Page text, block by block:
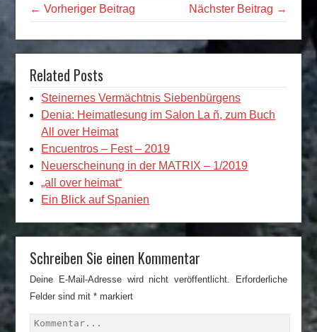
← Vorheriger Beitrag Nächster Beitrag →
Related Posts
Steinernes Vermächtnis Siebenbürgens
Denia: Heimatlesung im Salon La ñ, zum Buch
All over Heimat
Encuentros – Fest – 2019
Neuerscheinung in der MATRIX – 1/2019
„all over heimat“
Ein Blick auf Spanien
Schreiben Sie einen Kommentar
Deine E-Mail-Adresse wird nicht veröffentlicht.
Erforderliche
Felder sind mit* markiert